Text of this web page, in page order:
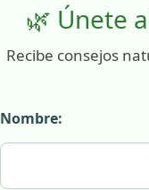
🌿 Únete
Recibe consejos
Nombre: